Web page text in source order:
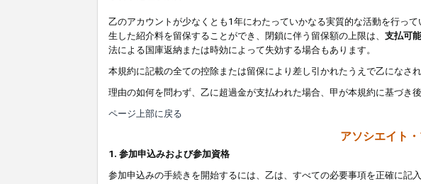
乙のアカウントが少なくとも1年にわたっていかなる実質的な活動を行っ
生した紹介料を留保することができ、閉鎖に伴う留保額の上限は、 支払可
法による国庫返納または時効によって失効する場合もあります。
本規約に記載の全ての控除または留保により差し引かれたうえで乙になさ
理由の如何を問わず、乙に超過金が支払われた場合、甲が本規約に基づき
ページ上部に戻る
アソシエイト
1. 参加申込みおよび参加資格
参加申込みの手続きを開始するには、乙は、すべての必要事項を正確に